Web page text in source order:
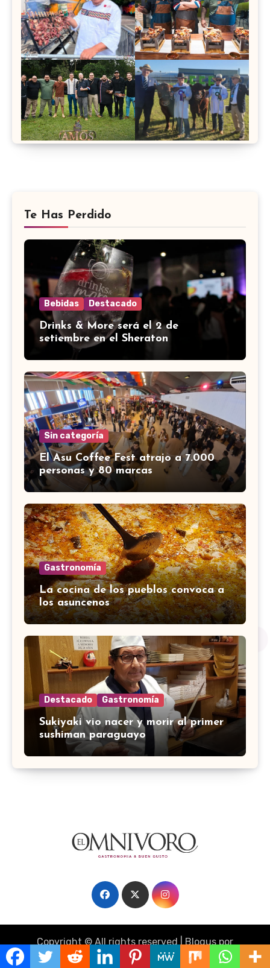
Te Has Perdido
Bebidas Destacado
Drinks & More será el 2 de
setiembre en el Sheraton
Sin categoría
El Asu Coffee Fest atrajo a 7.000
personas y 80 marcas
Gastronomía
La cocina de los pueblos convoca a
los asuncenos
Destacado Gastronomía
Sukiyaki vio nacer y morir al primer
sushiman paraguayo
Copyright © All rights reserved |Bloguspor
Themeansar.